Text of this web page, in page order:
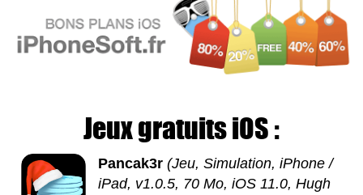
Jeux gratuits iOS :
Pancak3r (Jeu, Simulation, iPhone /
iPad, v1.0.5, 70 Mo, iOS 11.0, Hugh